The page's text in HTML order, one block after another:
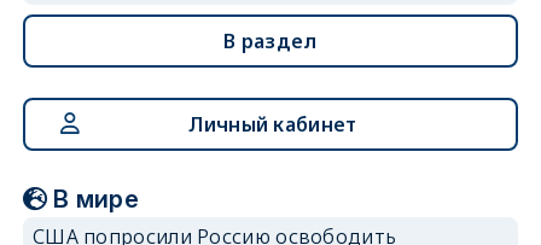
В раздел
Личный кабинет
В мире
США попросили Россию освободить